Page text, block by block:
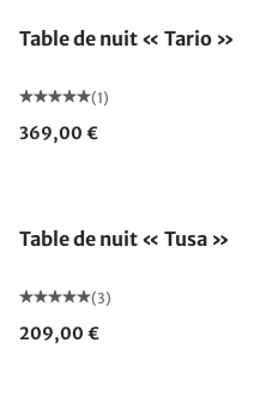
Table de nuit « Tario »
(1)
369,00 €
Table de nuit « Tusa »
(3)
209,00 €